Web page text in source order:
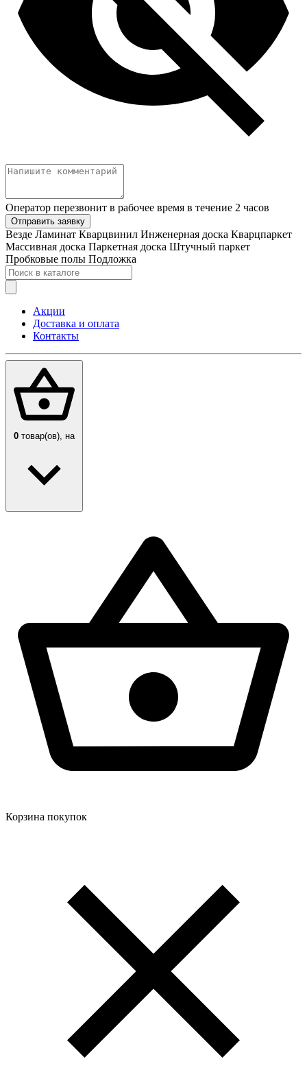
Оператор перезвонит в рабочее время в течение 2 часов
Отправить заявку
Везде Ламинат Кварцвинил Инженерная доска Кварцпаркет
Массивная доска Паркетная доска Штучный паркет
Пробковые полы Подложка
Акции
Доставка и оплата
Контакты
0 товар(ов), на
Корзина покупок